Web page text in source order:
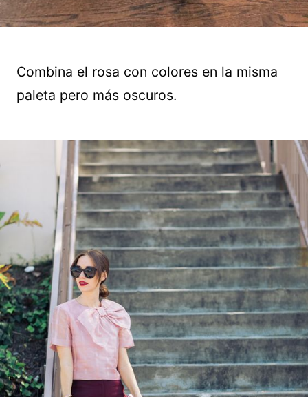
Combina el rosa con colores en la misma
paleta pero más oscuros.